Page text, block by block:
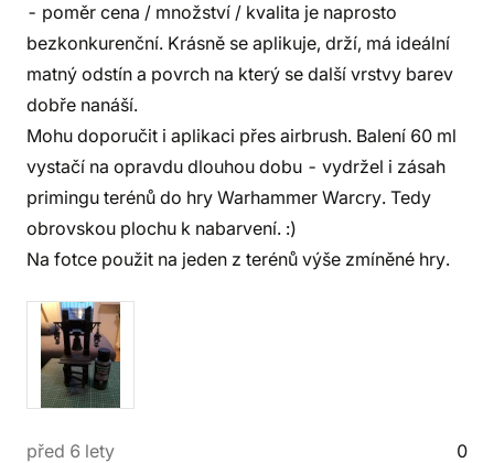
- poměr cena / množství / kvalita je naprosto
bezkonkurenční. Krásně se aplikuje, drží, má ideální
matný odstín a povrch na který se další vrstvy barev
dobře nanáší.
Mohu doporučit i aplikaci přes airbrush. Balení 60 ml
vystačí na opravdu dlouhou dobu - vydržel i zásah
primingu terénů do hry Warhammer Warcry. Tedy
obrovskou plochu k nabarvení. :)
Na fotce použit na jeden z terénů výše zmíněné hry.
před 6 lety 0